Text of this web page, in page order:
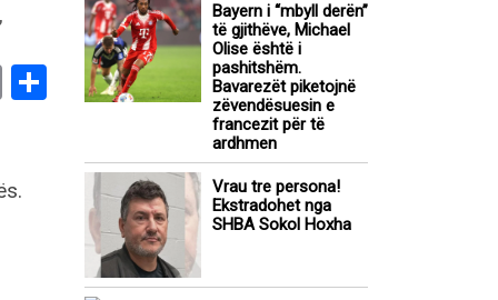
EmailShare
Bayern i “mbyll derën”
të gjithëve, Michael
Olise është i
pashitshëm.
Bavarezët piketojnë
zëvendësuesin e
francezit për të
ardhmen
Vrau tre persona!
Ekstradohet nga
SHBA Sokol Hoxha